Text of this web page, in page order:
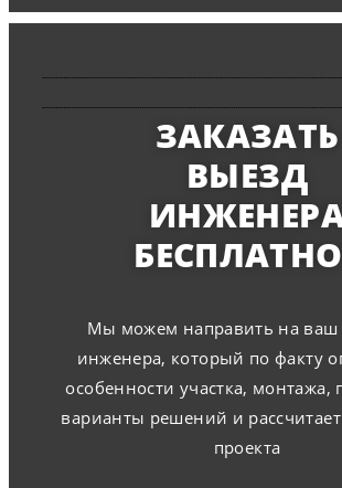
ЗАКАЗАТЬ
ВЫЕЗД
Мы можем направить на ваш
инженера, который по факту
особенности участка, монтажа,
варианты решений и
проекта